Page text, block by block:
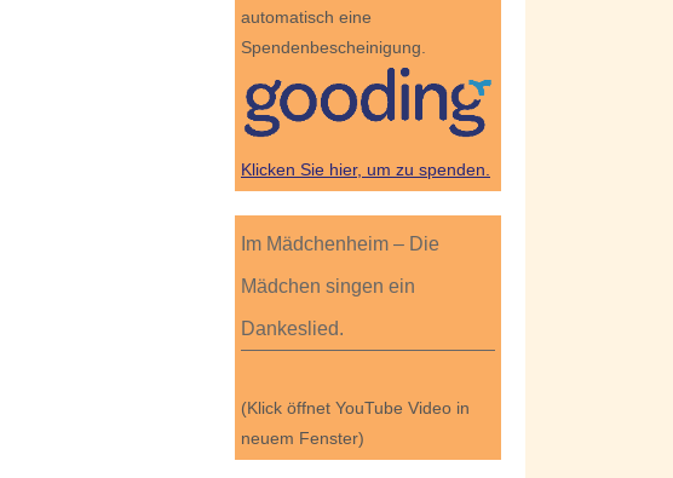
automatisch eine
Spendenbescheinigung.
Klicken Sie hier, um zu spenden.
Im Mädchenheim – Die
Mädchen singen ein
Dankeslied.
(Klick öffnet YouTube Video in
neuem Fenster)